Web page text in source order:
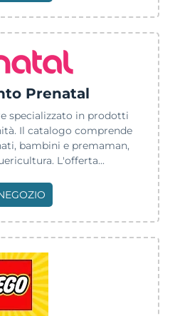
Prenatal
specializzato in prodotti
Il catalogo comprende
bambini e premaman,
L'offerta...